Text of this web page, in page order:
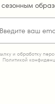
и обработку
Политикой